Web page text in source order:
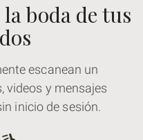
boda de tus
escanean un
videos y mensajes
inicio de sesión.